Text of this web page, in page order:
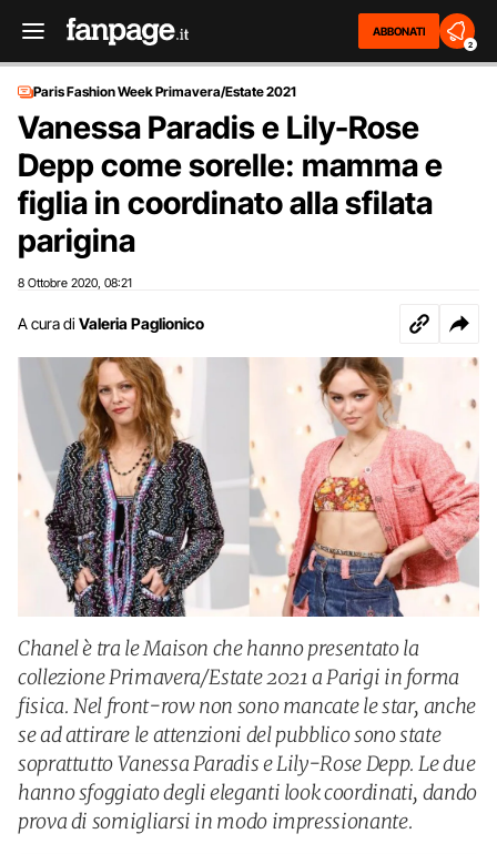
ABBONATI
2
Paris Fashion Week Primavera/Estate 2021
Vanessa Paradis e Lily-Rose
Depp come sorelle: mamma e
figlia in coordinato alla sfilata
parigina
8 Ottobre 2020 08:21
A cura di Valeria Paglionico
Chanel è tra le Maison che hanno presentato la
collezione Primavera/Estate 2021 a Parigi in forma
fisica. Nel front-row non sono mancate le star, anche
se ad attirare le attenzioni del pubblico sono state
soprattutto Vanessa Paradis e Lily-Rose Depp. Le due
hanno sfoggiato degli eleganti look coordinati, dando
prova di somigliarsi in modo impressionante.